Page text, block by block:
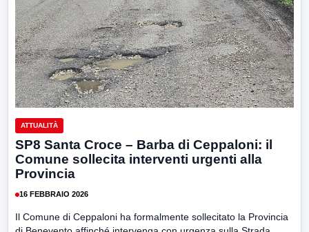
ATTUALITÀ
SP8 Santa Croce – Barba di Ceppaloni: il
Comune sollecita interventi urgenti alla
Provincia
16 FEBBRAIO 2026
Il Comune di Ceppaloni ha formalmente sollecitato la Provincia